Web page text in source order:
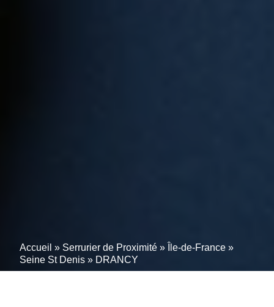
Accueil » Serrurier de Proximité » Île-de-France »
Seine St Denis » DRANCY